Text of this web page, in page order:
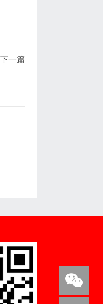
下一篇